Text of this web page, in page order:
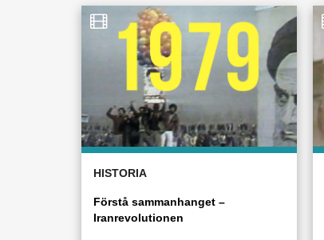
HISTORIA
Förstå sammanhanget –
Iranrevolutionen